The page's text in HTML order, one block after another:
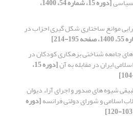
موانع ساختاری شکل گیری احزاب در
جامعه شناختی بزهکاری کودکان در
ایران در مقابله به آن [دوره 15،
شیوه های صدور و اجرای آراء دیوان
اسلامی و شورای دولتی فرانسه[دوره